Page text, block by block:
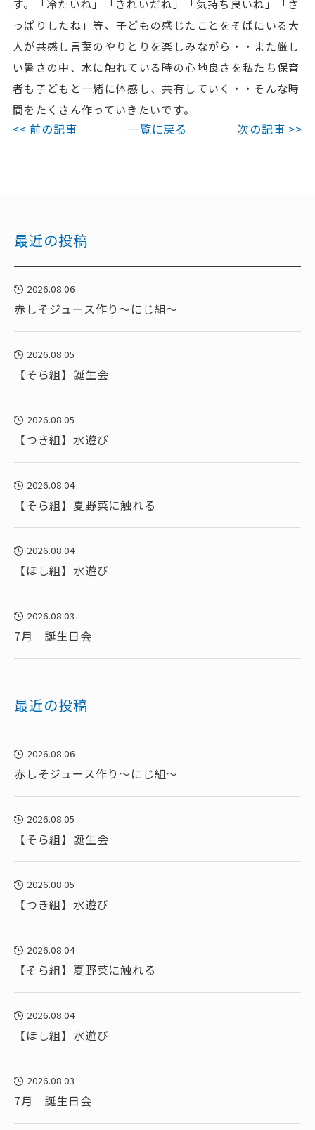
す。「冷たいね」「きれいだね」「気持ち良いね」「さ
っぱりしたね」等、子どもの感じたことをそばにいる大
人が共感し言葉のやりとりを楽しみながら・・また厳し
い暑さの中、水に触れている時の心地良さを私たち保育
者も子どもと一緒に体感し、共有していく・・そんな時
間をたくさん作っていきたいです。
<< 前の記事 一覧に戻る 次の記事 >>
最近の投稿
2026.08.06
赤しそジュース作り～にじ組～
2026.08.05
【そら組】誕生会
2026.08.05
【つき組】水遊び
2026.08.04
【そら組】夏野菜に触れる
2026.08.04
【ほし組】水遊び
2026.08.03
7月 誕生日会
最近の投稿
2026.08.06
赤しそジュース作り～にじ組～
2026.08.05
【そら組】誕生会
2026.08.05
【つき組】水遊び
2026.08.04
【そら組】夏野菜に触れる
2026.08.04
【ほし組】水遊び
2026.08.03
7月 誕生日会